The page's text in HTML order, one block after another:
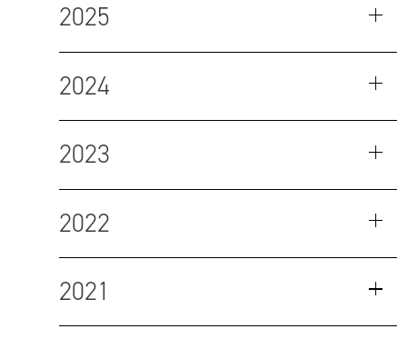
2025
2024
2023
2022
2021